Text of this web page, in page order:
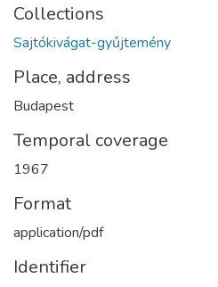
Collections
Sajtókivágat-gyűjtemény
Place, address
Budapest
Temporal coverage
1967
Format
application/pdf
Identifier